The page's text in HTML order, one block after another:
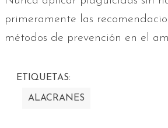
primeramente las
métodos de prevención en el
ETIQUETAS:
ALACRANES